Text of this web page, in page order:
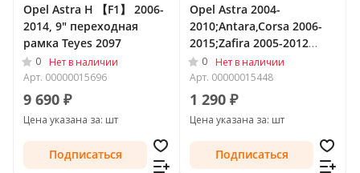
Opel Astra H 【F1】 2006-
2014, 9" переходная
рамка Teyes 2097
0
Нет в наличии
Арт. 00000015696
9 690 ₽
Цена указана за: шт
Подписаться
Opel Astra 2004-
2010;Antara,Corsa 2006-
2015;Zafira 2005-2012
2DIN переходная рамка
CARAV 11-090
0
Нет в наличии
Арт. 00000015448
1 290 ₽
Цена указана за: шт
Подписаться